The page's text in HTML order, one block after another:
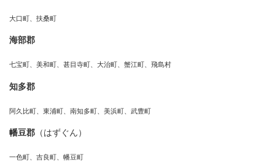
大口町、扶桑町
海部郡
七宝町、美和町、甚目寺町、大治町、蟹江町、飛島村
知多郡
阿久比町、東浦町、南知多町、美浜町、武豊町
幡豆郡 （はずぐん）
一色町、吉良町、幡豆町